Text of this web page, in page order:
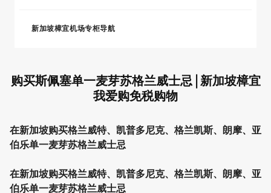
新加坡樟宜机场专柜导航
购买斯佩塞单一麦芽苏格兰威士忌 | 新加坡樟宜
我爱购免税购物
在新加坡购买格兰威特、凯普多尼克、格兰凯斯、朗摩、亚
伯乐单一麦芽苏格兰威士忌
在新加坡购买格兰威特、凯普多尼克、格兰凯斯、朗摩、亚
伯乐单一麦芽苏格兰威士忌